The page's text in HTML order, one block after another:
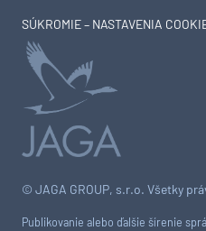
© JAGA GROUP, s.r.o. Všetky
Publikovanie alebo ďalšie šírenie
SÚKROMIE – NASTAVENIA